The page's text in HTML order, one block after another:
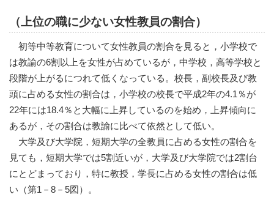
（上位の職に少ない女性教員の割合）
初等中等教育について女性教員の割合を見ると，小学校で
は教諭の6割以上を女性が占めているが，中学校，高等学校と
段階が上がるにつれて低くなっている。校長，副校長及び教
頭に占める女性の割合は，小学校の校長で平成2年の4.1％が
22年には18.4％と大幅に上昇しているのを始め，上昇傾向に
あるが，その割合は教諭に比べて依然として低い。
大学及び大学院，短期大学の全教員に占める女性の割合を
見ても，短期大学では5割近いが，大学及び大学院では2割台
にとどまっており，特に教授，学長に占める女性の割合は低
い（第1－8－5図）。